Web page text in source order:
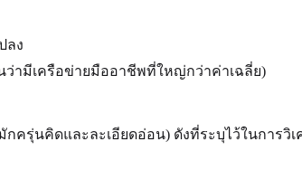
ลง
ว่ามีเครือข่ายมืออาชีพที่ใหญ่กว่าค่าเฉลี่ย)
กครุ่นคิดและละเอียดอ่อน) ดังที่ระบุไว้ในการวิเ